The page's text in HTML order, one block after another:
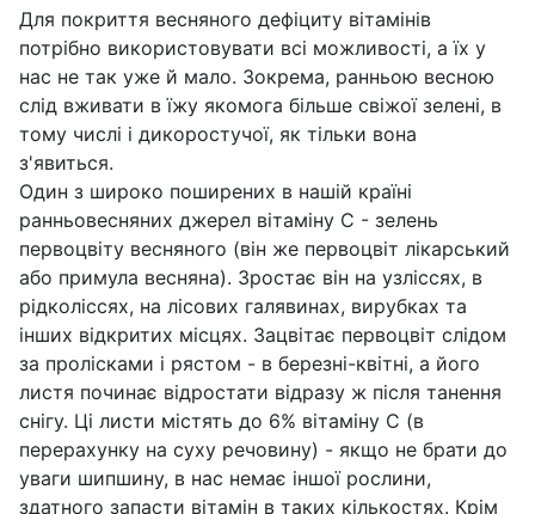
Для покриття весняного дефіциту вітамінів
потрібно використовувати всі можливості, а їх у
нас не так уже й мало. Зокрема, ранньою весною
слід вживати в їжу якомога більше свіжої зелені, в
тому числі і дикоростучої, як тільки вона
з'явиться.
Один з широко поширених в нашій країні
ранньовесняних джерел вітаміну С - зелень
первоцвіту весняного (він же первоцвіт лікарський
або примула весняна). Зростає він на узліссях, в
рідколіссях, на лісових галявинах, вирубках та
інших відкритих місцях. Зацвітає первоцвіт слідом
за пролісками і рястом - в березні-квітні, а його
листя починає відростати відразу ж після танення
снігу. Ці листи містять до 6% вітаміну С (в
перерахунку на суху речовину) - якщо не брати до
уваги шипшину, в нас немає іншої рослини,
здатного запасти вітамін в таких кількостях. Крім